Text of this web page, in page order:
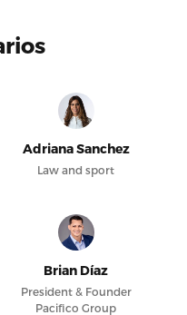
Adriana Sanchez
Law and sport
Brian Díaz
President & Founder
Pacifico Group